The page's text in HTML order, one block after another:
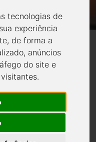
tecnologias de
experiência
de forma a
anúncios
do site e